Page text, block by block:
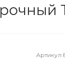
Артикул